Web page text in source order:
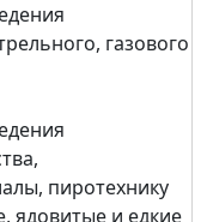
газового
пиротехнику
ядовитые и едкие